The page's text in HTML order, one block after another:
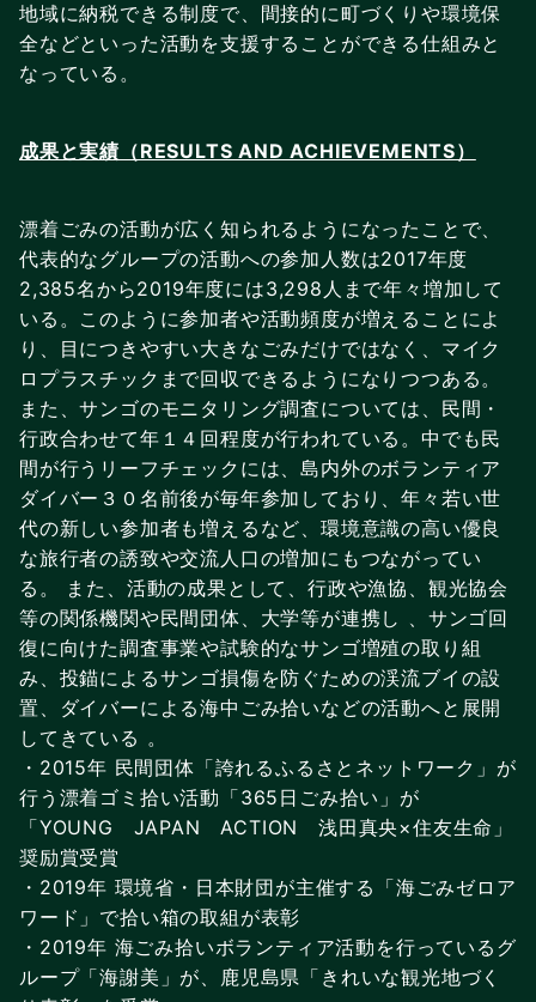
地域に納税できる制度で、間接的に町づくりや環境保
全などといった活動を支援することができる仕組みと
なっている。
成果と実績（RESULTS AND ACHIEVEMENTS）
漂着ごみの活動が広く知られるようになったことで、
代表的なグループの活動への参加人数は2017年度
2,385名から2019年度には3,298人まで年々増加して
いる。このように参加者や活動頻度が増えることによ
り、目につきやすい大きなごみだけではなく、マイク
ロプラスチックまで回収できるようになりつつある。
また、サンゴのモニタリング調査については、民間・
行政合わせて年１４回程度が行われている。中でも民
間が行うリーフチェックには、島内外のボランティア
ダイバー３０名前後が毎年参加しており、年々若い世
代の新しい参加者も増えるなど、環境意識の高い優良
な旅行者の誘致や交流人口の増加にもつながってい
る。 また、活動の成果として、行政や漁協、観光協会
等の関係機関や民間団体、大学等が連携し 、サンゴ回
復に向けた調査事業や試験的なサンゴ増殖の取り組
み、投錨によるサンゴ損傷を防ぐための渓流ブイの設
置、ダイバーによる海中ごみ拾いなどの活動へと展開
してきている 。
・2015年 民間団体「誇れるふるさとネットワーク」が
行う漂着ゴミ拾い活動「365日ごみ拾い」が
「YOUNG JAPAN ACTION 浅田真央×住友生命」
奨励賞受賞
・2019年 環境省・日本財団が主催する「海ごみゼロア
ワード」で拾い箱の取組が表彰
・2019年 海ごみ拾いボランティア活動を行っているグ
ループ「海謝美」が、鹿児島県「きれいな観光地づく